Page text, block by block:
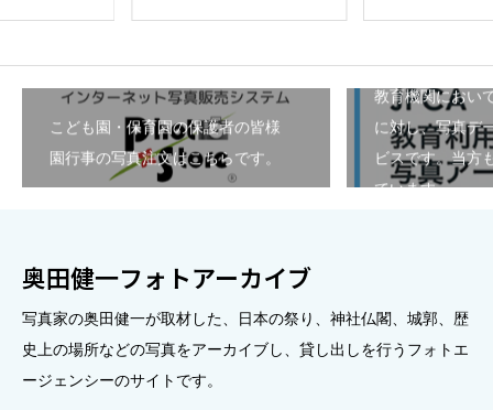
こども園・保育園の保護者の皆様
園行事の写真注文はこちらです。
教育機関におい
に対し、写真デ
ビスです。当方
ています。
奥田健一フォトアーカイブ
写真家の奥田健一が取材した、日本の祭り、神社仏閣、城郭、歴
史上の場所などの写真をアーカイブし、貸し出しを行うフォトエ
ージェンシーのサイトです。